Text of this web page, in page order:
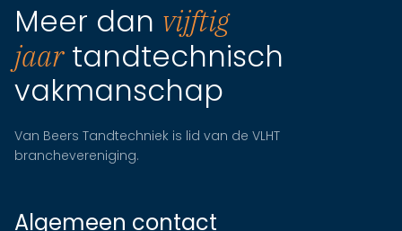
Meer dan vijftig
jaartandtechnisch
vakmanschap
Van Beers Tandtechniek is lid van de VLHT
branchevereniging.
Algemeen contact